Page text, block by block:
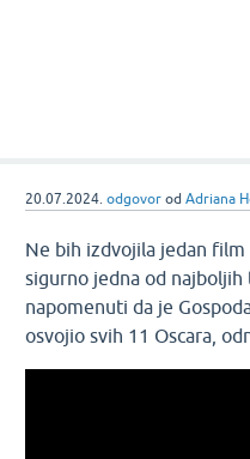
20.07.2024. odgovor odAdriana
Ne bih izdvojila jedan
sigurno jedna od
napomenuti da je
osvojio svih 11 Oscara,